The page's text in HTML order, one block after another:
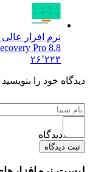
نرم افزار عالی و
Recovery Pro 8.8
۲۶٬۲۲۳
خود را بنویسید